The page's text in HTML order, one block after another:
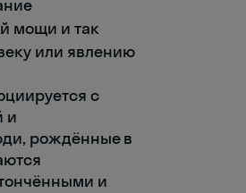
мощи и так
или явлению
с
и
рождённые в
и